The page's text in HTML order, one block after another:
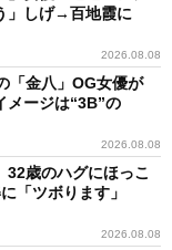
」しげ→百地霞に
2026.08.08
「金八」OG女優が
メージは“3B”の
2026.08.08
歳のハグにほっこ
「ツボります」
2026.08.08